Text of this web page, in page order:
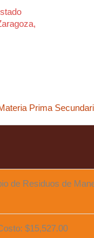
Prima
de Residuos de
$15,527.00